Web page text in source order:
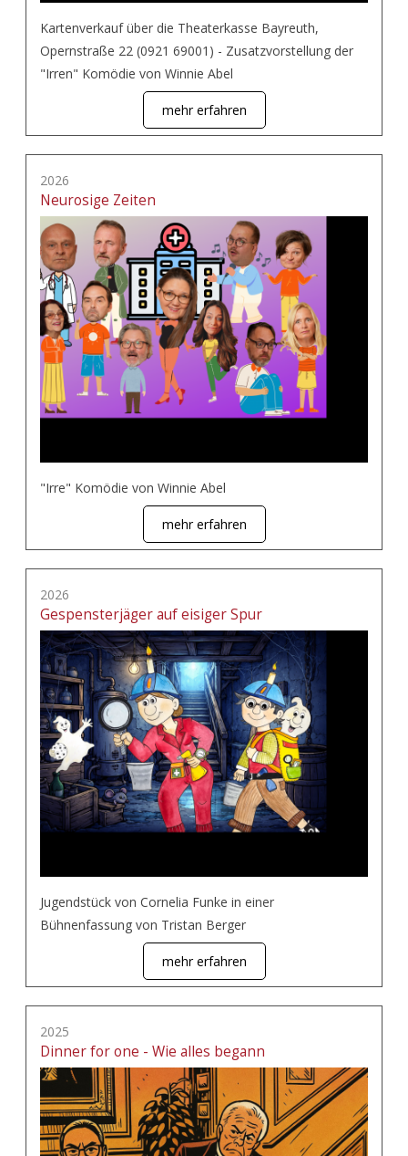
Kartenverkauf über die Theaterkasse Bayreuth,
Opernstraße 22 (0921 69001) - Zusatzvorstellung der
"Irren" Komödie von Winnie Abel
mehr erfahren
2026
Neurosige Zeiten
"Irre" Komödie von Winnie Abel
mehr erfahren
2026
Gespensterjäger auf eisiger Spur
Jugendstück von Cornelia Funke in einer
Bühnenfassung von Tristan Berger
mehr erfahren
2025
Dinner for one - Wie alles begann